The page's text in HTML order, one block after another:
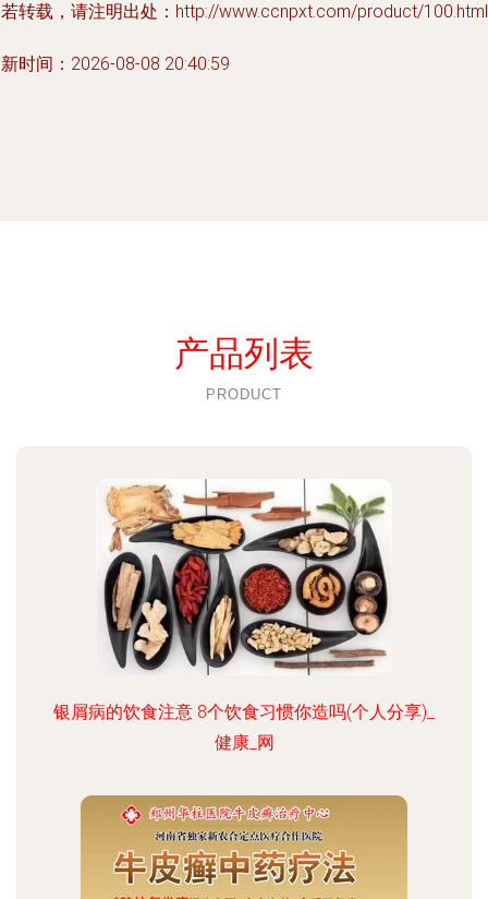
转载，请注明出处：http://www.ccnpxt.com/product/100.html
时间：2026-08-08 20:40:59
产品列表
PRODUCT
银屑病的饮食注意 8个饮食习惯你造吗(个人分享)_
健康_网